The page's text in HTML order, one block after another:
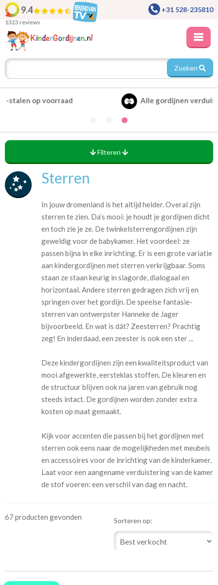
9.4
1323 reviews
+31 528-235810
Zoeken
Alle gordijnen verduisterend leverbaar
Filteren
Sterren
In jouw dromenland is het altijd helder. Overal zijn
sterren te zien. Da’s mooi: je houdt je gordijnen dicht
en toch zie je ze. De twinkelsterrengordijnen zijn
geweldig voor de babykamer. Het voordeel: ze
passen bijna in elke inrichting. Er is een grote variatie
aan kindergordijnen met sterren verkrijgbaar. Soms
staan ze staan keurig in slagorde, dialogaal en
horizontaal. Andere sterren gedragen zich vrij en
springen over het gordijn. De speelse fantasie-
sterren van ontwerpster Hanneke de Jager
bijvoorbeeld. En wat is dát? Zeesterren? Prachtig
zeg! En inderdaad, een zeester is ook een ster ...
Deze kindergordijnen zijn een kwaliteitsproduct van
mooi afgewerkte, eersteklas stoffen. De kleuren en
de structuur blijven ook na jaren van gebruik nog
steeds intact. De gordijnen worden zonder extra
kosten op maat gemaakt.
Kijk voor accenten die passen bij het gordijnen met
sterren ook eens naar de mogelijkheden met meubels
en accessoires voor de inrichting van de kinderkamer.
Laat voor een aangename verduistering van de kamer
de stof voeren: een verschil van dag en nacht.
67 producten gevonden Sorteren op: